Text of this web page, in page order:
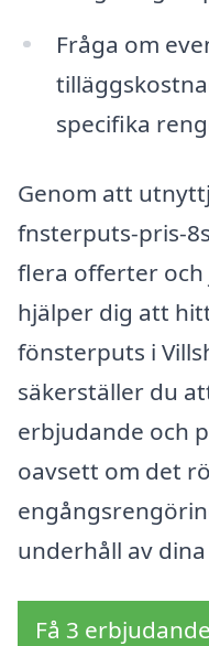
Fråga om
specifika
Genom att
fnsterputs-pris-
flera offerter och
hjälper dig att
fönsterputs i
säkerställer du
erbjudande och
oavsett om det
underhåll av
Få 3